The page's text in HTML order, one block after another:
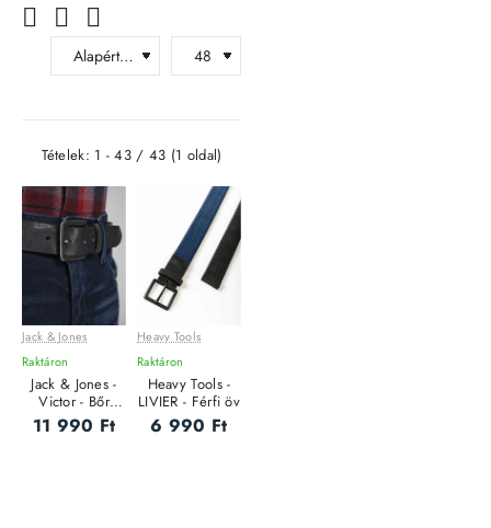
Tételek: 1 - 43 / 43 (1 oldal)
Jack & Jones
Raktáron
Jack & Jones -
Victor - Bőr
Férfi öv
11 990 Ft
Heavy Tools
Raktáron
Heavy Tools -
LIVIER - Férfi öv
6 990 Ft